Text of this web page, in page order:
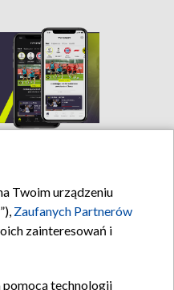
Twoim urządzeniu
Zaufanych Partnerów
zainteresowań i
pomocą technologii